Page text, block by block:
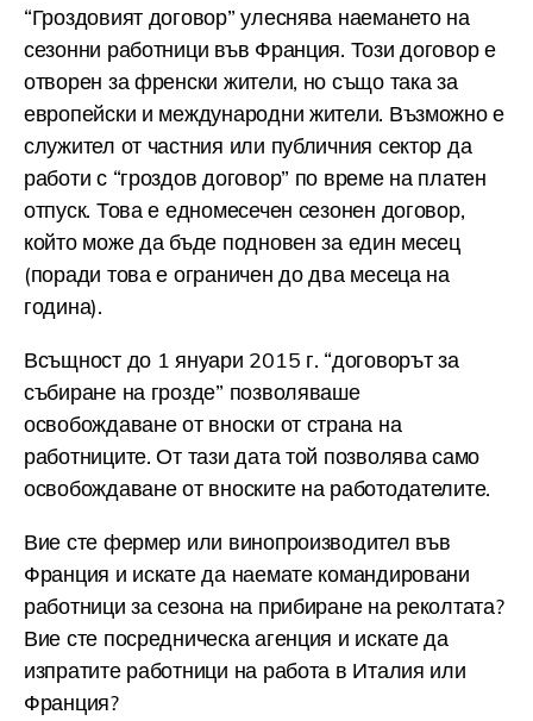
“Гроздовият договор” улеснява наемането на
сезонни работници във Франция. Този договор е
отворен за френски жители, но също така за
европейски и международни жители. Възможно е
служител от частния или публичния сектор да
работи с “гроздов договор” по време на платен
отпуск. Това е едномесечен сезонен договор,
който може да бъде подновен за един месец
(поради това е ограничен до два месеца на
година).
Всъщност до 1 януари 2015 г. “договорът за
събиране на грозде” позволяваше
освобождаване от вноски от страна на
работниците. От тази дата той позволява само
освобождаване от вноските на работодателите.
Вие сте фермер или винопроизводител във
Франция и искате да наемате командировани
работници за сезона на прибиране на реколтата?
Вие сте посредническа агенция и искате да
изпратите работници на работа в Италия или
Франция?